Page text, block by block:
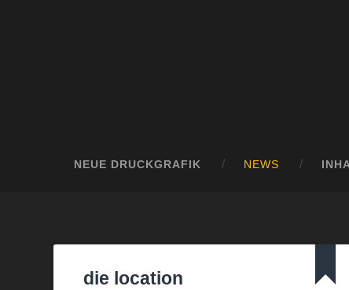
NEUE DRUCKGRAFIK NEWS
die location